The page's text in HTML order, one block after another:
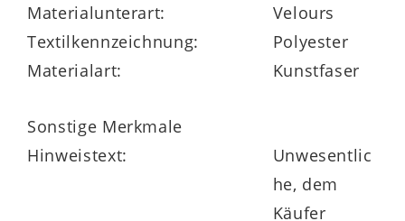
Materialunterart:
Velours
Textilkennzeichnung:
Polyester
Materialart:
Kunstfaser
Sonstige Merkmale
Hinweistext:
Unwesentlic
he, dem
Käufer